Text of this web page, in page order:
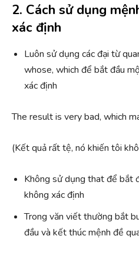
2. Cách sử dụng
xác định
Luôn sử dụng các đại từ
whose, which để bắt đầu
xác định
The result is very bad, which
(Kết quả rất tệ, nó khiến tôi
Không sử dụng that để bắt
không xác định
Trong văn viết thường bắt
đầu và kết thúc mệnh đề